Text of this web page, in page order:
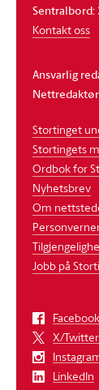
Sentralbord:
Kontakt oss
Ansvarlig
Stortinget
Stortingets
Ordbok for
Nyhetsbrev
Om
Jobb på
Facebook
X/Twitter
LinkedIn